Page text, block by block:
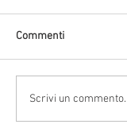
Commenti
Scrivi un